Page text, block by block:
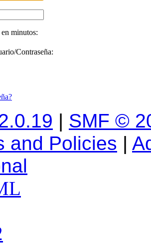
minutos:
Contraseña:
| SMF ©
and Policies |